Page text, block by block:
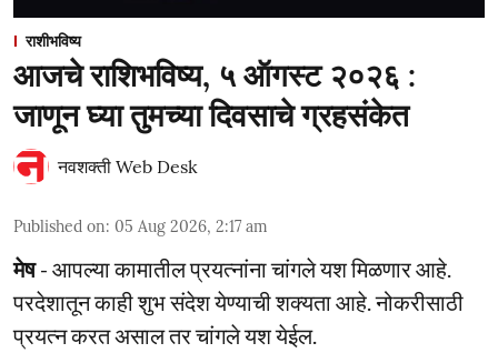
राशीभविष्य
आजचे राशिभविष्य, ५ ऑगस्ट २०२६ :
जाणून घ्या तुमच्या दिवसाचे ग्रहसंकेत
नवशक्ती Web Desk
Published on: 05 Aug 2026, 2:17 am
मेष- आपल्या कामातील प्रयत्नांना चांगले यश मिळणार आहे.
परदेशातून काही शुभ संदेश येण्याची शक्यता आहे. नोकरीसाठी
प्रयत्न करत असाल तर चांगले यश येईल.